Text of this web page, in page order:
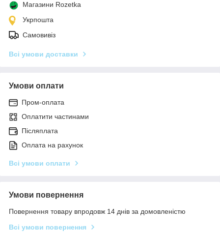
Магазини Rozetka
Укрпошта
Самовивіз
Всі умови доставки
Умови оплати
Пром-оплата
Оплатити частинами
Післяплата
Оплата на рахунок
Всі умови оплати
Умови повернення
Повернення товару впродовж 14 днів за домовленістю
Всі умови повернення